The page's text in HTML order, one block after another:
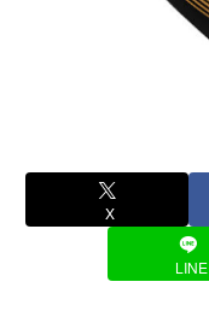
X
LINE